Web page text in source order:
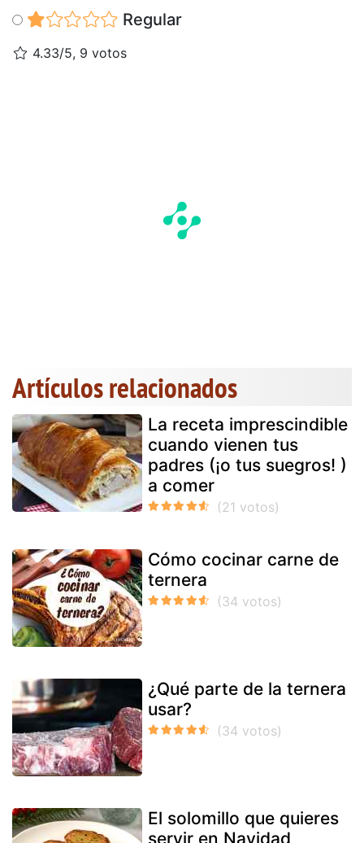
Regular
4.33/5, 9 votos
Artículos relacionados
La receta imprescindible
cuando vienen tus
padres (¡o tus suegros! )
a comer
Cómo cocinar carne de
ternera
¿Qué parte de la ternera
usar?
El solomillo que quieres
servir en Navidad